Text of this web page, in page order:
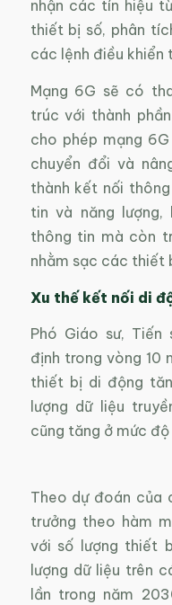
nhận các tín hiệu
thiết bị số, phân
các lệnh điều khiển
Mạng 6G sẽ có
trúc với thành
cho phép mạng
chuyển đổi và
thành kết nối
tin và năng lượng,
thông tin mà còn
nhằm sạc các thiết
Xu thế kết nối di
Phó Giáo sư, Tiến
định trong vòng 10
thiết bị di động
lượng dữ liệu
cũng tăng ở mức
Theo dự đoán của
trưởng theo hàm
với số lượng thiết
lượng dữ liệu trên
lần trong năm